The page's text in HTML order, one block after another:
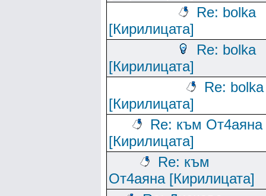
Re: bolka
[Кирилицата]
Re: bolka
[Кирилицата]
Re: bolka
[Кирилицата]
Re: към От4аяна
[Кирилицата]
Re: към
От4аяна [Кирилицата]